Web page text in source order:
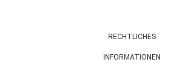
RECHTLICHES
INFORMATIONEN